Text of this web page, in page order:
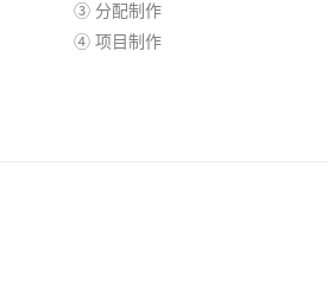
③ 分配制作
④ 项目制作